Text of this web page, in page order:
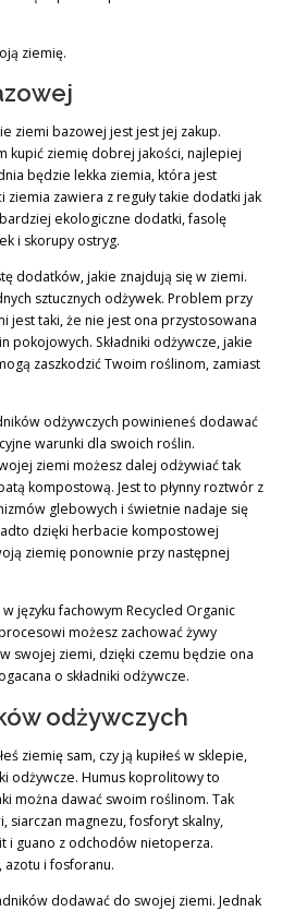
ziemię.
ziemi bazowej jest jest jej zakup.
kupić ziemię dobrej jakości, najlepiej
będzie lekka ziemia, która jest
zawiera z reguły takie dodatki jak
ekologiczne dodatki, fasolę
i skorupy ostryg.
dodatków, jakie znajdują się w ziemi.
sztucznych odżywek. Problem przy
jest taki, że nie jest ona przystosowana
pokojowych. Składniki odżywcze, jakie
zaszkodzić Twoim roślinom, zamiast
odżywczych powinieneś dodawać
warunki dla swoich roślin.
ziemi możesz dalej odżywiać tak
kompostową. Jest to płynny roztwór z
glebowych i świetnie nadaje się
dzięki herbacie kompostowej
ziemię ponownie przy następnej
języku fachowym Recycled Organic
możesz zachować żywy
swojej ziemi, dzięki czemu będzie ona
o składniki odżywcze.
odżywczych
ziemię sam, czy ją kupiłeś w sklepie,
odżywcze. Humus koprolitowy to
można dawać swoim roślinom. Tak
siarczan magnezu, fosforyt skalny,
i guano z odchodów nietoperza.
azotu i fosforanu.
dodawać do swojej ziemi. Jednak